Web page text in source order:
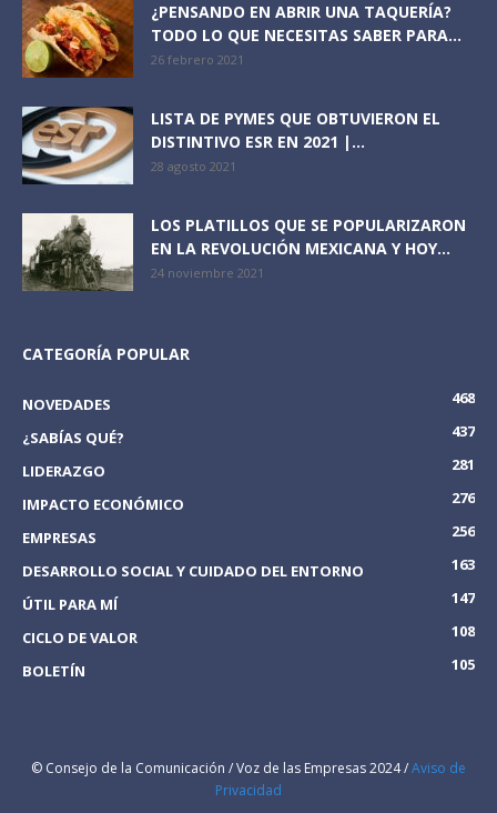
¿PENSANDO EN ABRIR UNA TAQUERÍA?
TODO LO QUE NECESITAS SABER PARA...
26 febrero 2021
LISTA DE PYMES QUE OBTUVIERON EL
DISTINTIVO ESR EN 2021 |...
28 agosto 2021
LOS PLATILLOS QUE SE POPULARIZARON
EN LA REVOLUCIÓN MEXICANA Y HOY...
24 noviembre 2021
CATEGORÍA POPULAR
NOVEDADES
468
¿SABÍAS QUÉ?
437
LIDERAZGO
281
IMPACTO ECONÓMICO
276
EMPRESAS
256
DESARROLLO SOCIAL Y CUIDADO DEL ENTORNO
163
ÚTIL PARA MÍ
147
CICLO DE VALOR
108
BOLETÍN
105
© Consejo de la Comunicación / Voz de las Empresas 2024 /Aviso de
Privacidad